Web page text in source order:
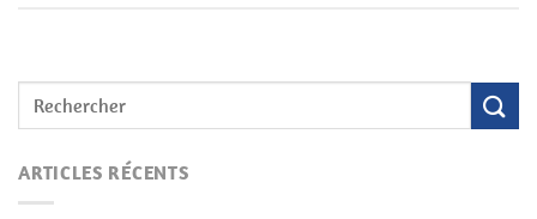
ARTICLES RÉCENTS